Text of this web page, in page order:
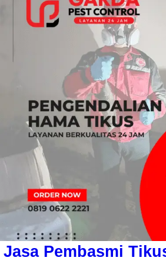
Jasa Pembasmi